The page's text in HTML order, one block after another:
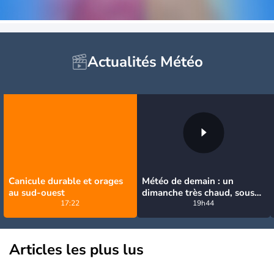
Actualités Météo
Canicule durable et orages
au sud-ouest
17:22
Météo de demain : un
dimanche très chaud, sous
la menace de quelques
orages
19h44
Articles les plus lus